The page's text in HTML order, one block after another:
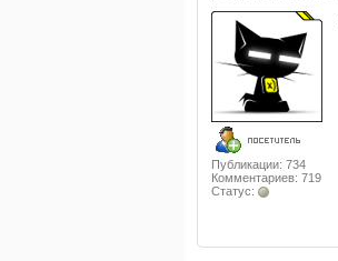
Публикации: 734
Комментариев: 719
Статус: